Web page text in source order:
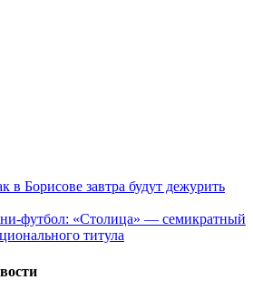
в Борисове завтра будут дежурить
футбол: «Столица» — семикратный
титула